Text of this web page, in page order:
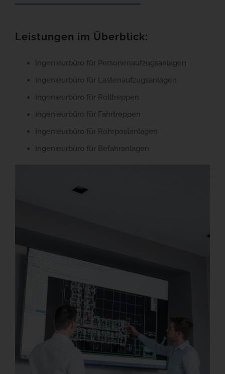
Leistungen im Überblick:
Ingenieurbüro für Personenaufzugsanlagen
Ingenieurbüro für Lastenaufzugsanlagen
Ingenieurbüro für Rolltreppen
Ingenieurbüro für Fahrtreppen
Ingenieurbüro für Rohrpostanlagen
Ingenieurbüro für Befahranlagen